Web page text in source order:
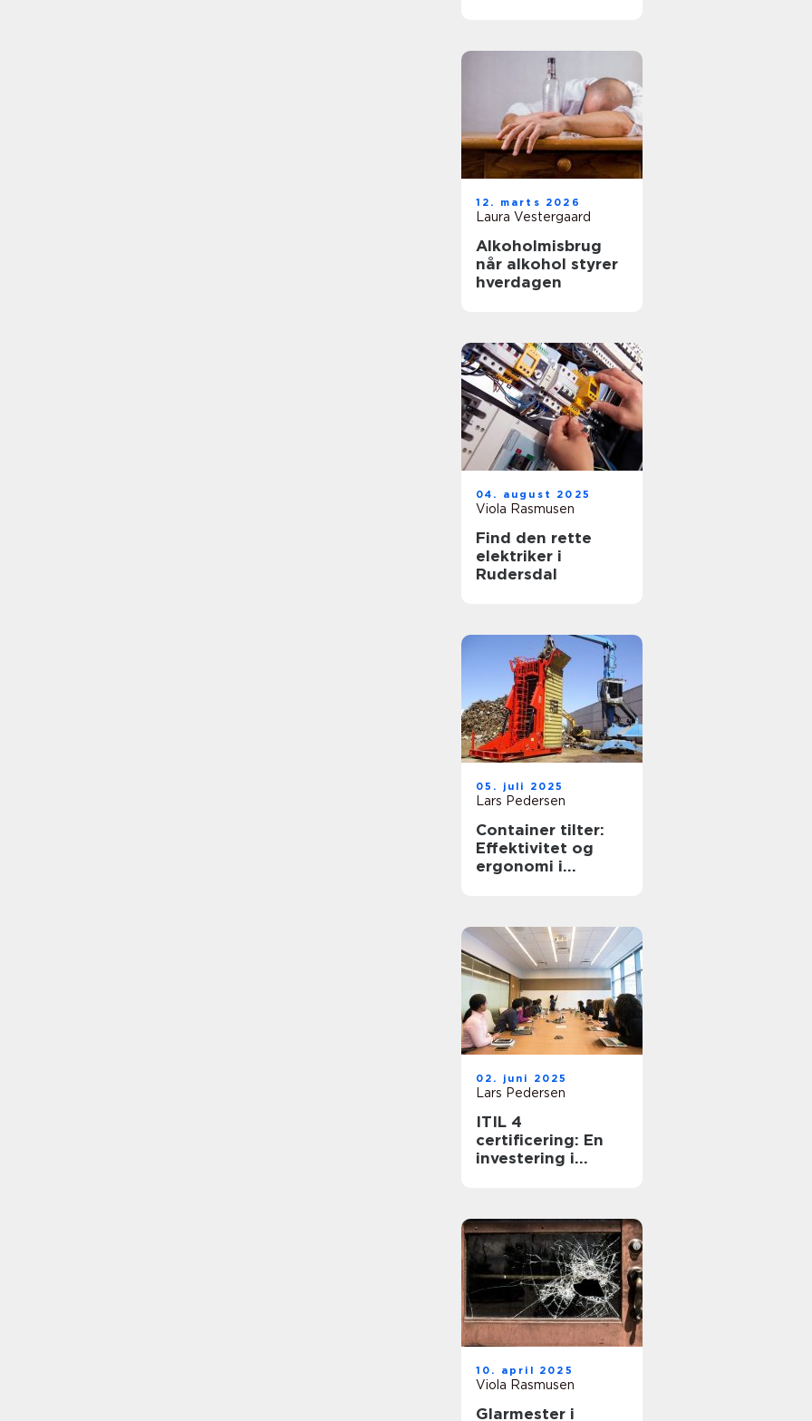
12. marts 2026
Laura Vestergaard
Alkoholmisbrug
når alkohol styrer
hverdagen
04. august 2025
Viola Rasmusen
Find den rette
elektriker i
Rudersdal
05. juli 2025
Lars Pedersen
Container tilter:
Effektivitet og
ergonomi i
02. juni 2025
Lars Pedersen
ITIL 4
certificering: En
investering i
10. april 2025
Viola Rasmusen
Glarmester i